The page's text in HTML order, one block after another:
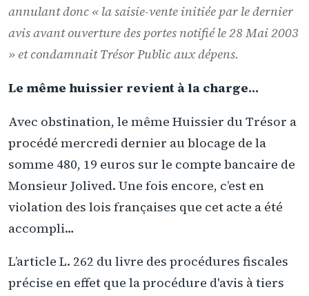
annulant donc « la saisie-vente initiée par le dernier
avis avant ouverture des portes notifié le 28 Mai 2003
» et condamnait Trésor Public aux dépens.
Le même huissier revient à la charge…
Avec obstination, le même Huissier du Trésor a
procédé mercredi dernier au blocage de la
somme 480, 19 euros sur le compte bancaire de
Monsieur Jolived. Une fois encore, c’est en
violation des lois françaises que cet acte a été
accompli…
L’article L. 262 du livre des procédures fiscales
précise en effet que la procédure d'avis à tiers